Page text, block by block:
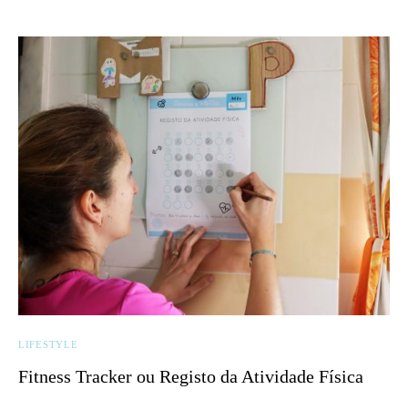
LIFESTYLE
Fitness Tracker ou Registo da Atividade Física